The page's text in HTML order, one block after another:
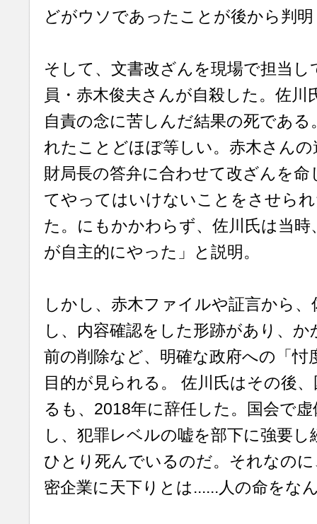
どがウソであったことが後から判
そして、文書改ざんを現場で担当し
員・赤木俊夫さんが自殺した。佐川
自責の念に苦しんだ結果の死であ
れたことどほぼ等しい。赤木さん
財局長の答弁に合わせて改ざんを
てやってはいけないことをさせら
た。にもかかわらず、佐川氏は当時
が自主的にやった」と説明。
しかし、赤木ファイルや証言から
し、内容確認をした形跡があり、
前の削除など、明確な政府への「忖
目的が見られる。 佐川氏はその後
るも、2018年に辞任した。国会で
し、犯罪レベルの嘘を部下に強要
ひとり死んでいるのだ。それなの
密企業に天下りとは......人の命をな